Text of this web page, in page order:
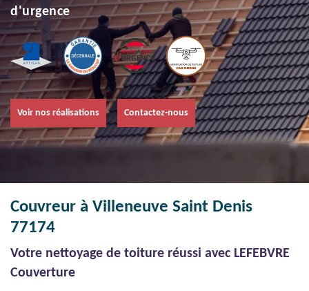
d'urgence
Voir nos réalisations Contactez-nous
Couvreur à Villeneuve Saint Denis
77174
Votre nettoyage de toiture réussi avec LEFEBVRE
Couverture